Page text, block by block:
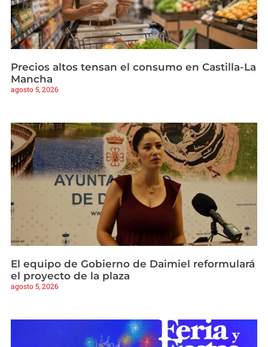
Precios altos tensan el consumo en Castilla-La
Mancha
agosto 5, 2026
El equipo de Gobierno de Daimiel reformulará
el proyecto de la plaza
agosto 5, 2026